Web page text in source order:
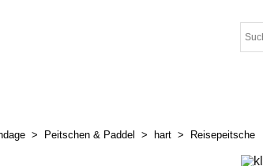
> Peitschen & Paddel > hart > Reisepeitsche